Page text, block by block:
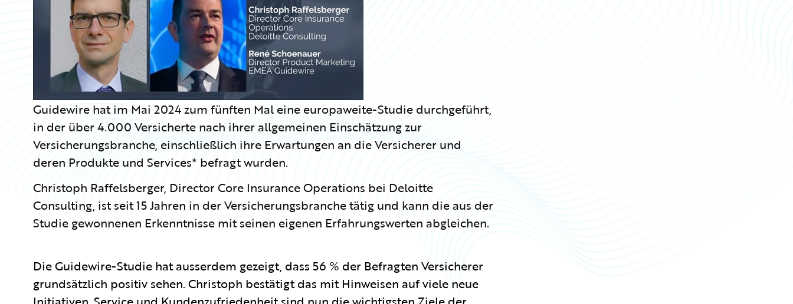
Guidewire hat im Mai 2024 zum fünften Mal eine europaweite-Studie durchgeführt,
in der über 4.000 Versicherte nach ihrer allgemeinen Einschätzung zur
Versicherungsbranche, einschließlich ihre Erwartungen an die Versicherer und
deren Produkte und Services* befragt wurden.
Christoph Raffelsberger, Director Core Insurance Operations bei Deloitte
Consulting, ist seit 15 Jahren in der Versicherungsbranche tätig und kann die aus der
Studie gewonnenen Erkenntnisse mit seinen eigenen Erfahrungswerten abgleichen.
Die Guidewire-Studie hat ausserdem gezeigt, dass 56 % der Befragten Versicherer
grundsätzlich positiv sehen. Christoph bestätigt das mit Hinweisen auf viele neue